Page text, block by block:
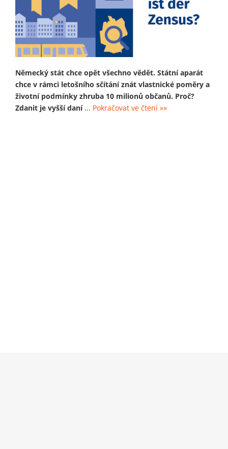
Německý stát chce opět všechno vědět. Státní aparát
chce v rámci letošního sčítání znát vlastnické poměry a
životní podmínky zhruba 10 milionů občanů. Proč?
Zdanit je vyšší daní... Pokračovat ve čtení »»